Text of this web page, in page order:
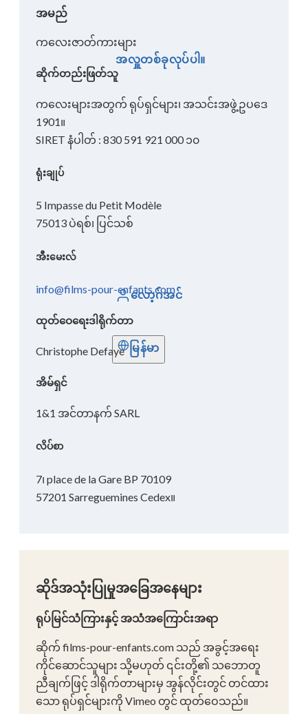
အလှူတစ်ခုလုပ်ပါ။
လော့ဂ်အင်
မြန်မာ
အမည်
ကလေးဇာတ်ကားများ
ဆိုက်တည်းဖြတ်သူ
ကလေးများအတွက် ရုပ်ရှင်များ၊ အသင်းအဖွဲ့ဥပဒေ
1901။
SIRET နံပါတ် : 830 591 921 000 ၁၀
ရုံးချုပ်
5 Impasse du Petit Modèle
75013 ပဲရစ်၊ ပြင်သစ်
အီးမေးလ်
info@films-pour-enfants.com
ထုတ်ဝေရေးဒါရိုက်တာ
Christophe Defaye
အိမ်ရှင်
1&1 အင်တာနက် SARL
လိပ်စာ
7၊ place de la Gare BP 70109
57201 Sarreguemines Cedex။
ဆိုဒ်အသုံးပြုမှုအခြေအနေများ
ရုပ်မြင်သံကြားနှင့် အသံအကြောင်းအရာ
ဆိုက် films-pour-enfants.com သည် အခွင့်အရေး
ကိုင်ဆောင်သူများ သို့မဟုတ် ၎င်းတို့၏ သဘောတူ
ညီချက်ဖြင့် ဒါရိုက်တာများမှ အွန်လိုင်းတွင် တင်ထား
သော ရုပ်ရှင်များကို Vimeo တွင် ထုတ်ဝေသည်။